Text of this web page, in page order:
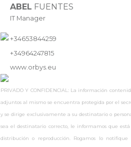
ABEL FUENTES
IT Manager
+34653844259
+34964247815
www.orbys.eu
PRIVADO Y CONFIDENCIAL: La información
adjuntos al mismo se encuentra protegida por el
y se dirige exclusivamente a su destinatario o
sea el destinatario correcto, le informamos que
distribución o reproducción. Rogamos lo